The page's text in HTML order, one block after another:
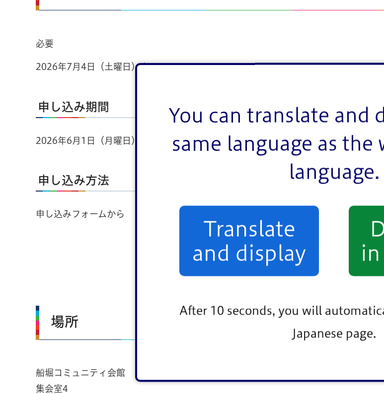
You can translate and
same language as the
language.
Translate
and display
in
After 10 seconds, you will
Japanese page.
必要
2026年7月4日（土曜日）まで
申し込み期間
2026年6月1日（月曜日）から2026年7月4日（土曜日）
申し込み方法
申し込みフォームから
場所
船堀コミュニティ会館
集会室4